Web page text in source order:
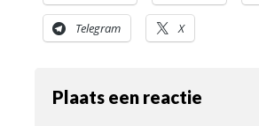
Telegram X
Plaats een reactie